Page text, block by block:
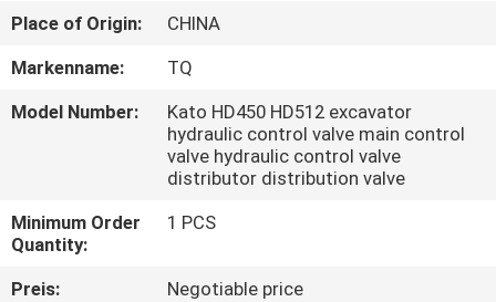
VIDEOS
SHOW
UNS
Place of Origin:
CHINA
Markenname:
TQ
Model Number:
Kato HD450 HD512 excavator
hydraulic control valve main control
valve hydraulic control valve
distributor distribution valve
Minimum Order
Quantity:
1 PCS
Preis:
Negotiable price